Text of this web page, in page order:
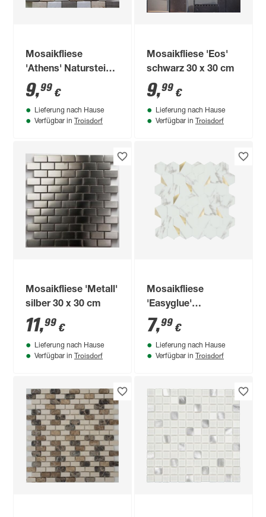
Mosaikfliese
'Athens' Naturstein
beige grau brick 30 x
30 cm
9,99 €
Lieferung nach Hause
Verfügbar in Troisdorf
Mosaikfliese 'Eos'
schwarz 30 x 30 cm
9,99 €
Lieferung nach Hause
Verfügbar in Troisdorf
Mosaikfliese 'Metall'
silber 30 x 30 cm
11,99 €
Lieferung nach Hause
Verfügbar in Troisdorf
Mosaikfliese
'Easyglue'
selbstklebend
weiß/gold
Kunststoff 29 x 29
7,99 €
Lieferung nach Hause
Verfügbar in Troisdorf